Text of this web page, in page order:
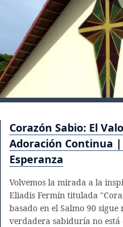
Corazón Sabio: El
Adoración Continua
Esperanza
Volvemos la mirada a la
Eliadis Fermín titulada
basado en el Salmo 90
verdadera sabiduría no está